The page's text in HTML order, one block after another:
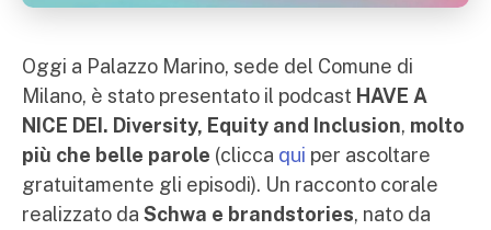
Oggi a Palazzo Marino, sede del Comune di
Milano, è stato presentato il podcast HAVE A
NICE DEI. Diversity, Equity and Inclusion, molto
più che belle parole (clicca qui per ascoltare
gratuitamente gli episodi). Un racconto corale
realizzato da Schwa e brandstories, nato da